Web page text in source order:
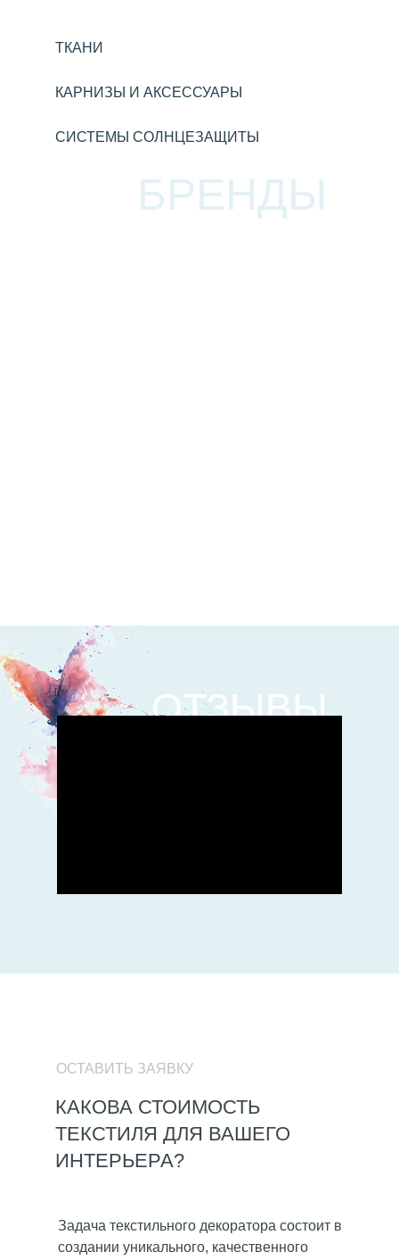
БРЕНДЫ
ТКАНИ
КАРНИЗЫ И АКСЕССУАРЫ
СИСТЕМЫ СОЛНЦЕЗАЩИТЫ
ОТЗЫВЫ
ОСТАВИТЬ ЗАЯВКУ
КАКОВА СТОИМОСТЬ
ТЕКСТИЛЯ ДЛЯ ВАШЕГО
ИНТЕРЬЕРА?
Задача текстильного декоратора состоит в
создании уникального, качественного